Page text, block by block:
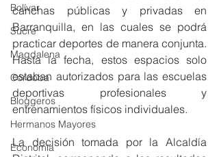
Bolívar
Sucre
Magdalena
Córdoba
Bloggeros
Hermanos Mayores
Economía
canchas públicas y privadas en
Barranquilla, en las cuales se podrá
practicar deportes de manera conjunta.
Hasta la fecha, estos espacios solo
estaban autorizados para las escuelas
deportivas profesionales y
entrenamientos físicos individuales.
La decisión tomada por la Alcaldía